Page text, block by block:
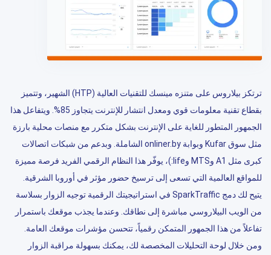
ترتكز بيلاروس على متنزه مينسك للتقنيات العالية (HTP) الشهير، وتتميز
بقطاع تقنية معلومات قوي ومعدل انتشار للإنترنت يتجاوز 85%. ويتفاعل هذا
الجمهور المتطور للغاية على الإنترنت بشكل متكرر مع منصات محلية بارزة
مثل سوق Kufar وبوابة onliner.by الشاملة. وبدعم من شبكات اتصالات
كبرى مثل A1 وMTS وlife:)، يوفّر هذا النظام الرقمي الفريد فرصة مميزة
للمواقع العالمية التي تسعى إلى ترسيخ حضور مؤثر في أوروبا الشرقية.
يتيح لك دمج SparkTraffic في استراتيجيتك الرقمية توجيه الزوار بسلاسة
من الويب البيلاروسي مباشرة إلى نطاقك. وعندما يجذب موقعك باستمرار
تفاعلاً من هذا الجمهور المتمكن رقمياً، تتحسن مؤشرات موقعك العامة.
ومن خلال لوحة التحليلات المخصصة لك، يمكنك بسهولة مراقبة الزوار